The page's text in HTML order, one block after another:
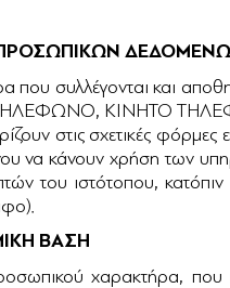
που συλλέγονται και
ΚΙΝΗΤΟ
στις σχετικές
να κάνουν χρήση των
του ιστότοπου,
ΒΑΣΗ
χαρακτήρα, που